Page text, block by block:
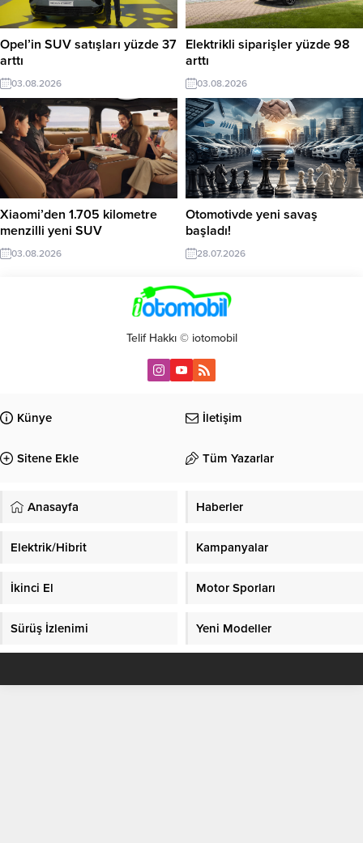
Opel’in SUV satışları yüzde 37
arttı
03.08.2026
Elektrikli siparişler yüzde 98
arttı
03.08.2026
Xiaomi’den 1.705 kilometre
menzilli yeni SUV
03.08.2026
Otomotivde yeni savaş
başladı!
28.07.2026
Telif Hakkı © iotomobil
Künye İletişim
Sitene Ekle Tüm Yazarlar
Anasayfa Haberler
Elektrik/Hibrit Kampanyalar
İkinci El Motor Sporları
Sürüş İzlenimi Yeni Modeller